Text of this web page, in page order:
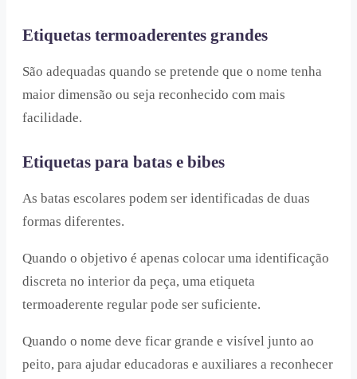
Etiquetas termoaderentes grandes
São adequadas quando se pretende que o nome tenha
maior dimensão ou seja reconhecido com mais
facilidade.
Etiquetas para batas e bibes
As batas escolares podem ser identificadas de duas
formas diferentes.
Quando o objetivo é apenas colocar uma identificação
discreta no interior da peça, uma etiqueta
termoaderente regular pode ser suficiente.
Quando o nome deve ficar grande e visível junto ao
peito, para ajudar educadoras e auxiliares a reconhecer